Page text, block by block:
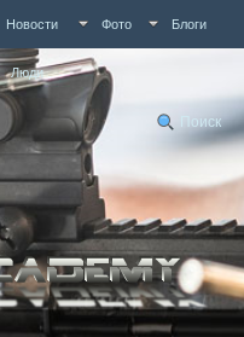
Новости Фото Блоги
Люди
Поиск